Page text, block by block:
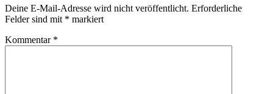
Deine E-Mail-Adresse wird nicht veröffentlicht. Erforderliche
Felder sind mit * markiert
Kommentar *